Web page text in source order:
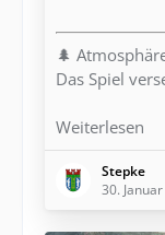
🌲
Das Spiel
Weiterlesen
Stepke
30.